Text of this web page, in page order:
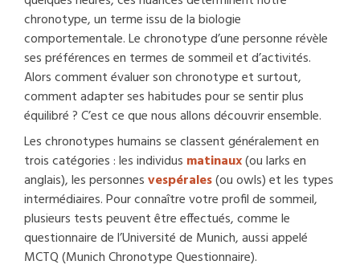
chronotype, un terme issu de la biologie
comportementale. Le chronotype d’une personne révèle
ses préférences en termes de sommeil et d’activités.
Alors comment évaluer son chronotype et surtout,
comment adapter ses habitudes pour se sentir plus
équilibré ? C’est ce que nous allons découvrir ensemble.
Les chronotypes humains se classent généralement en
trois catégories : les individus matinaux(ou larks en
anglais), les personnesvespérales(ou owls) et les types
intermédiaires. Pour connaître votre profil de sommeil,
plusieurs tests peuvent être effectués, comme le
questionnaire de l’Université de Munich, aussi appelé
MCTQ (Munich Chronotype Questionnaire).